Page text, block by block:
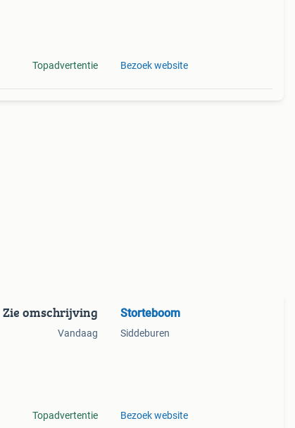
Topadvertentie Bezoek website
Zie omschrijving
Vandaag
Topadvertentie
Storteboom
Siddeburen
Bezoek website